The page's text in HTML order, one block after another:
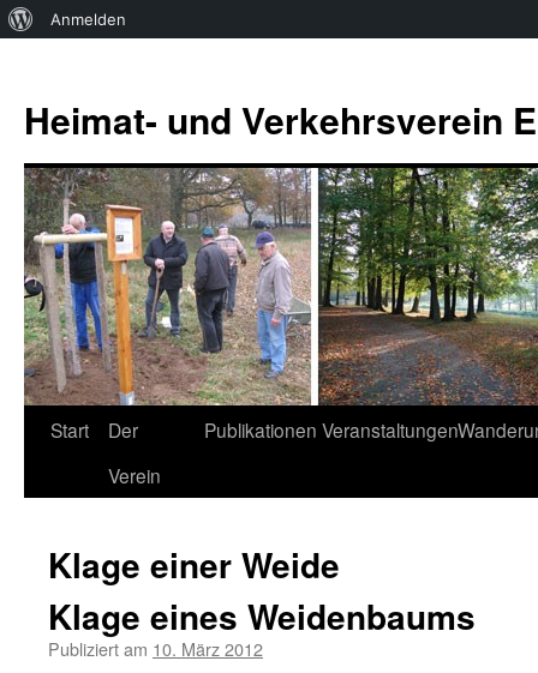
Über
Anmelden
springen
Heimat- und Verkehrsverein
Start
Der
Verein
Publikationen Veranstaltungen
Klage einer Weide
Klage eines Weidenbaums
Publiziert am 10. März 2012